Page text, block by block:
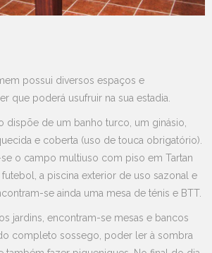
possui diversos espaços e
que poderá usufruir na sua estadia.
dispõe de um banho turco, um ginásio,
e coberta (uso de touca obrigatório).
o campo multiuso com piso em Tartan
a piscina exterior de uso sazonal e
se ainda uma mesa de ténis e BTT.
jardins, encontram-se mesas e bancos
completo sossego, poder ler à sombra